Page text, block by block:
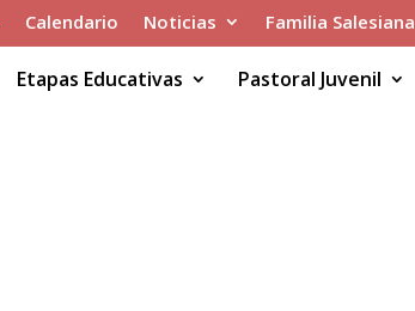
Calendario Noticias Familia Salesiana
Etapas Educativas Pastoral Juvenil